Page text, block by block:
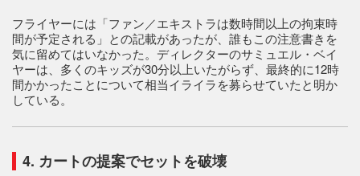
フライヤーには「ファン／エキストラは数時間以上の拘束時
間が予定される」との記載があったが、誰もこの注意書きを
気に留めてはいなかった。ディレクターのサミュエル・ベイ
ヤーは、多くのキッズが30分以上いたがらず、最終的に12時
間かかったことについて相当イライラを募らせていたと明か
している。
4. カートの提案でセットを破壊